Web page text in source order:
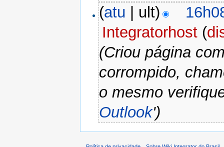
(atu | ult)
Integratorhost (
(Criou página
corrompido,
o mesmo
Outlook')